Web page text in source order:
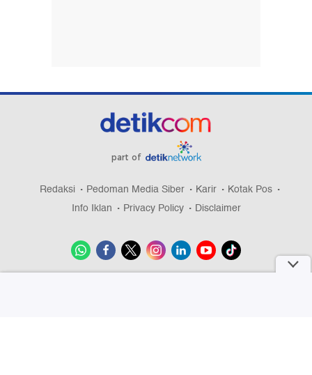
part of
Redaksi Pedoman Media Siber Karir
Kotak Pos
Info Iklan
Privacy Policy Disclaimer